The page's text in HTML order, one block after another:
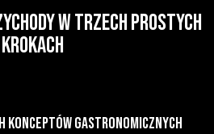
W TRZECH PROSTYCH
KROKACH
KONCEPTÓW GASTRONOMICZNYCH